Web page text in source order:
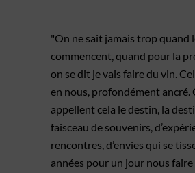
"On ne sait jamais trop quand
commencent, quand pour la
on se dit je vais faire du vin.
en nous, profondément ancré.
appellent cela le destin, la
faisceau de souvenirs,
rencontres, d’envies qui se
années pour un jour nous